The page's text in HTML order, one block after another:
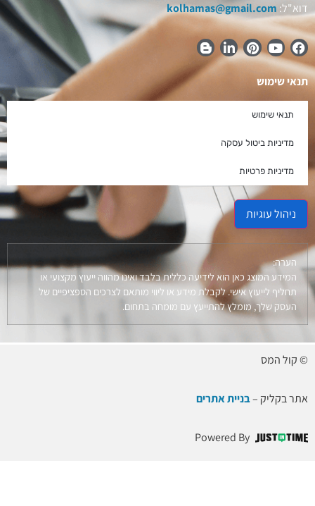
דוא"ל:kolhamas@gmail.com
תנאי שימוש
תנאי שימוש
מדיניות ביטול עסקה
מדיניות פרטיות
ניהול עוגיות
הערה:
המידע המוצג כאן הוא לידיעה כללית בלבד ואינו מהווה ייעוץ מקצועי או
תחליף לייעוץ אישי. לקבלת מידע או ליווי מותאם לצרכים הספציפיים של
העסק שלך, מומלץ להתייעץ עם מומחה בתחום.
© קול המס
אתר בקליק – בניית אתרים
Powered By